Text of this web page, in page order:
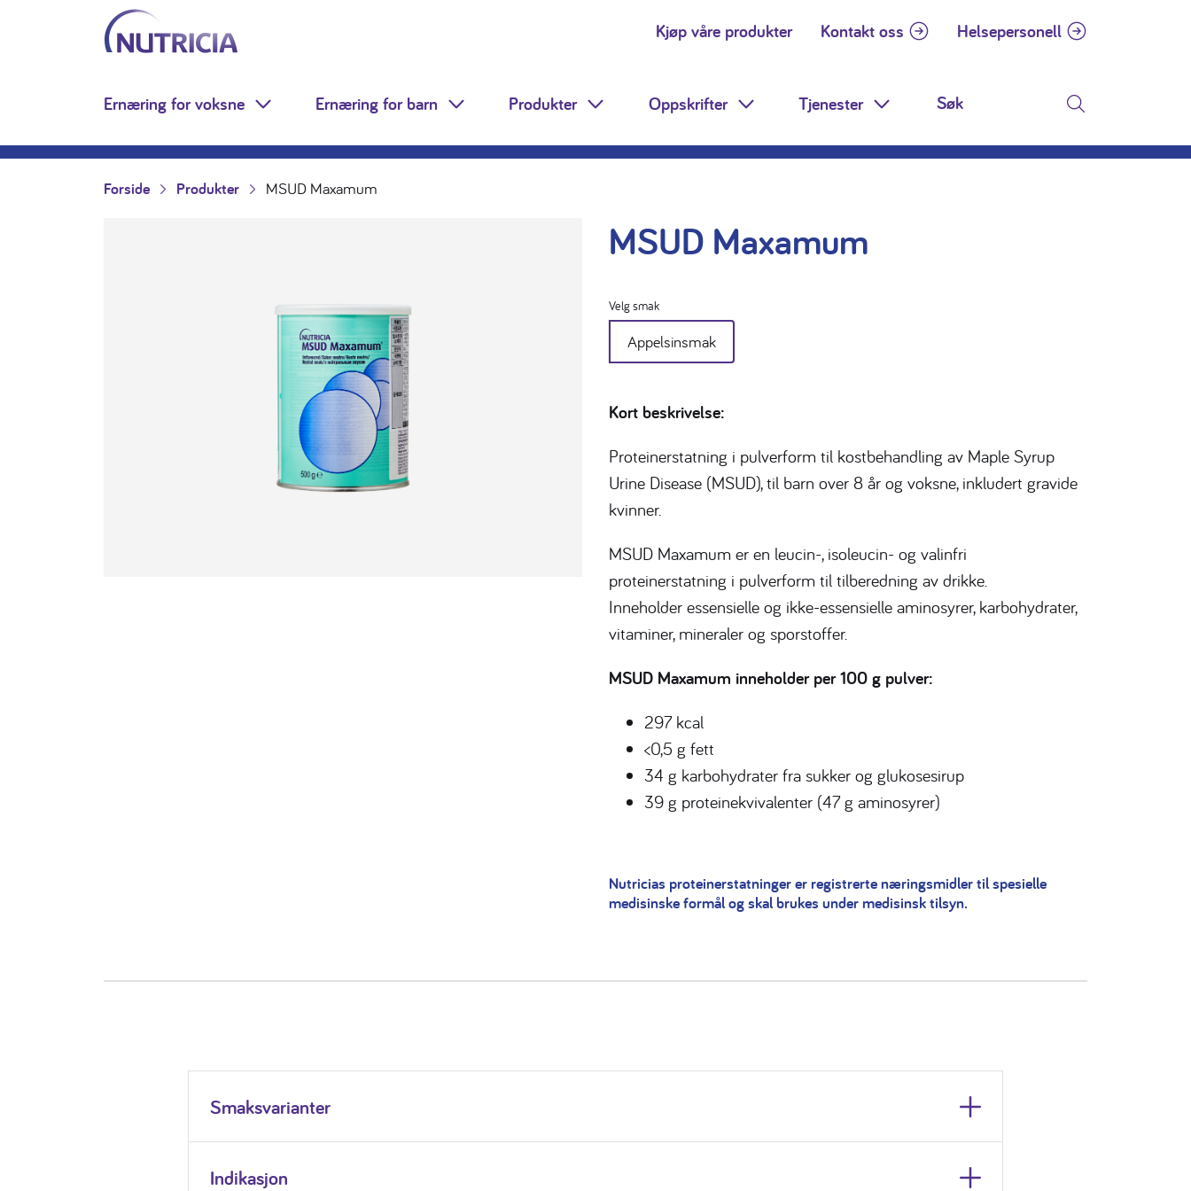
Hopp til innholdet
Nutricia.no Kjøp våre produkter Kontakt oss Helsepersonell
Ernæring for voksne Toggle Dropdown
Ernæring for barn Toggle Dropdown
Produkter Toggle Dropdown
Oppskrifter Toggle Dropdown
Tjenester Toggle Dropdown Søk
Forside Produkter MSUD Maxamum
MSUD Maxamum
Velg smak
Appelsinsmak
Kort beskrivelse:
Proteinerstatning i pulverform til kostbehandling av Maple Syrup
Urine Disease (MSUD), til barn over 8 år og voksne, inkludert gravide
kvinner.
MSUD Maxamum er en leucin-, isoleucin- og valinfri
proteinerstatning i pulverform til tilberedning av drikke.
Inneholder essensielle og ikke-essensielle aminosyrer, karbohydrater,
vitaminer, mineraler og sporstoffer.
MSUD Maxamum inneholder per 100 g pulver:
297 kcal
<0,5 g fett
34 g karbohydrater fra sukker og glukosesirup
39 g proteinekvivalenter (47 g aminosyrer)
Nutricias proteinerstatninger er registrerte næringsmidler til spesielle
medisinske formål og skal brukes under medisinsk tilsyn.
Smaksvarianter
Indikasjon